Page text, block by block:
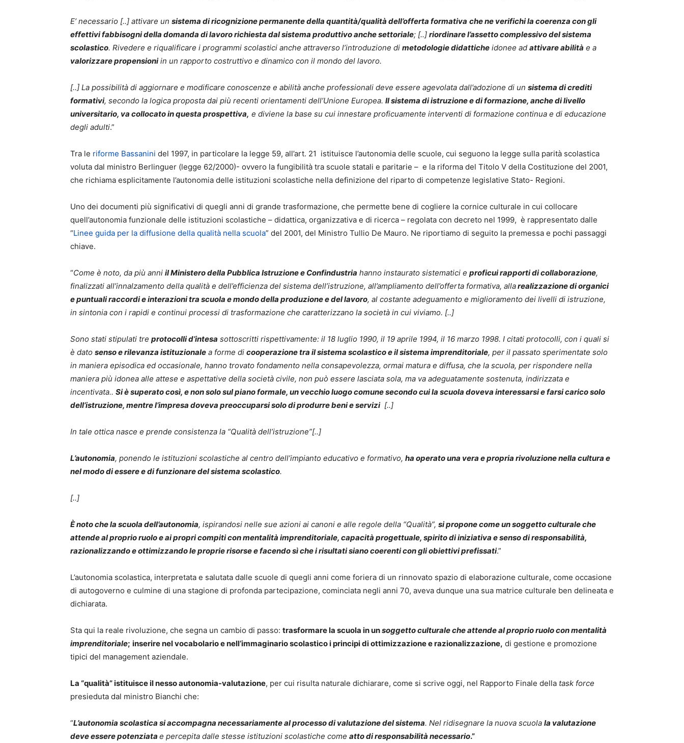
E’ necessario [..] attivare un sistema di ricognizione permanente della quantità/qualità dell’offerta formativa che ne verifichi la coerenza con gli
effettivi fabbisogni della domanda di lavoro richiesta dal sistema produttivo anche settoriale; [..] riordinare l’assetto complessivo del sistema
scolastico. Rivedere e riqualificare i programmi scolastici anche attraverso l’introduzione di metodologie didattiche idonee ad attivare abilità e a
valorizzare propensioniin un rapporto costruttivo e dinamico con il mondo del lavoro.
[..] La possibilità di aggiornare e modificare conoscenze e abilità anche professionali deve essere agevolata dall’adozione di un sistema di crediti
formativi, secondo la logica proposta dai più recenti orientamenti dell’Unione Europea. Il sistema di istruzione e di formazione, anche di livello
universitario, va collocato in questa prospettiva, e diviene la base su cui innestare proficuamente interventi di formazione continua e di educazione
degli adulti.”
Tra le riforme Bassanini del 1997, in particolare la legge 59, all’art. 21 istituisce l’autonomia delle scuole, cui seguono la legge sulla parità scolastica
voluta dal ministro Berlinguer (legge 62/2000)- ovvero la fungibilità tra scuole statali e paritarie – e la riforma del Titolo V della Costituzione del 2001,
che richiama esplicitamente l’autonomia delle istituzioni scolastiche nella definizione del riparto di competenze legislative Stato- Regioni.
Uno dei documenti più significativi di quegli anni di grande trasformazione, che permette bene di cogliere la cornice culturale in cui collocare
quell’autonomia funzionale delle istituzioni scolastiche – didattica, organizzativa e di ricerca – regolata con decreto nel 1999, è rappresentato dalle
“Linee guida per la diffusione della qualità nella scuola” del 2001, del Ministro Tullio De Mauro. Ne riportiamo di seguito la premessa e pochi passaggi
chiave.
“Come è noto, da più anni il Ministero della Pubblica Istruzione e Confindustria hanno instaurato sistematici e proficui rapporti di collaborazione,
finalizzati all’innalzamento della qualità e dell’efficienza del sistema dell’istruzione, all’ampliamento dell’offerta formativa, allarealizzazione di organici
e puntuali raccordi e interazioni tra scuola e mondo della produzione e del lavoro, al costante adeguamento e miglioramento dei livelli di istruzione,
in sintonia con i rapidi e continui processi di trasformazione che caratterizzano la società in cui viviamo. [..]
Sono stati stipulati tre protocolli d’intesa sottoscritti rispettivamente: il 18 luglio 1990, il 19 aprile 1994, il 16 marzo 1998. I citati protocolli, con i quali si
è dato senso e rilevanza istituzionale a forme di cooperazione tra il sistema scolastico e il sistema imprenditoriale, per il passato sperimentate solo
in maniera episodica ed occasionale, hanno trovato fondamento nella consapevolezza, ormai matura e diffusa, che la scuola, per rispondere nella
maniera più idonea alle attese e aspettative della società civile, non può essere lasciata sola, ma va adeguatamente sostenuta, indirizzata e
incentivata.. Si è superato così, e non solo sul piano formale, un vecchio luogo comune secondo cui la scuola doveva interessarsi e farsi carico solo
dell’istruzione, mentre l’impresa doveva preoccuparsi solo di produrre beni e servizi[..]
In tale ottica nasce e prende consistenza la “Qualità dell’istruzione”[..]
L’autonomia, ponendo le istituzioni scolastiche al centro dell’impianto educativo e formativo, ha operato una vera e propria rivoluzione nella cultura e
nel modo di essere e di funzionare del sistema scolastico.
[..]
È noto che la scuola dell’autonomia, ispirandosi nelle sue azioni ai canoni e alle regole della “Qualità”, si propone come un soggetto culturale che
attende al proprio ruolo e ai propri compiti con mentalità imprenditoriale, capacità progettuale, spirito di iniziativa e senso di responsabilità,
razionalizzando e ottimizzando le proprie risorse e facendo sì che i risultati siano coerenti con gli obiettivi prefissati.”
L’autonomia scolastica, interpretata e salutata dalle scuole di quegli anni come foriera di un rinnovato spazio di elaborazione culturale, come occasione
di autogoverno e culmine di una stagione di profonda partecipazione, cominciata negli anni 70, aveva dunque una sua matrice culturale ben delineata e
dichiarata.
Sta qui la reale rivoluzione, che segna un cambio di passo: trasformare la scuola in unsoggetto culturale che attende al proprio ruolo con mentalità
imprenditoriale; inserire nel vocabolario e nell’immaginario scolastico i principi di ottimizzazione e razionalizzazione, di gestione e promozione
tipici del management aziendale.
La “qualità” istituisce il nesso autonomia-valutazione, per cui risulta naturale dichiarare, come si scrive oggi, nel Rapporto Finale della task force
presieduta dal ministro Bianchi che:
“L’autonomia scolastica si accompagna necessariamente al processo di valutazione del sistema. Nel ridisegnare la nuova scuola la valutazione
deve essere potenziata e percepita dalle stesse istituzioni scolastiche come atto di responsabilità necessario.”